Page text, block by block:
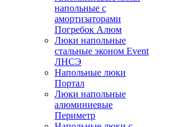
напольные с
амортизаторами
Погребок Алюм
Люки напольные
стальные эконом Event
ЛНСЭ
Напольные люки
Портал
Люки напольные
алюминиевые
Периметр